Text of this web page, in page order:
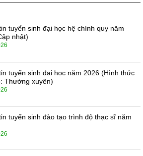
tuyển sinh đại học hệ chính quy năm
nhật)
tuyển sinh đại học năm 2026 (Hình thức
Thường xuyên)
tuyển sinh đào tạo trình độ thạc sĩ năm